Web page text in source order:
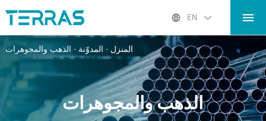
EN
المنزل
المنتجات
التطبيقات
المدوّنة
عنا نحن
المنزل - المدوّنة - الذهب والمجوهرات
الذهب والمجوهرات